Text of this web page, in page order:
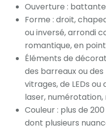
Ouverture :
Forme : droit,
ou inversé, arrondi
romantique, en
Éléments de
des barreaux ou
vitrages, de LEDs
laser, numérotation,
Couleur : plus de
dont plusieurs